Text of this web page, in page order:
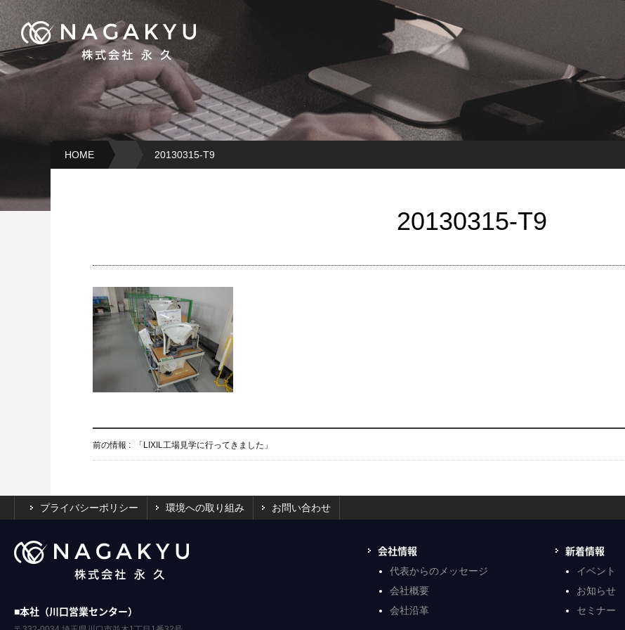
HOME 20130315-T9
20130315-T9
前の情報 : 「LIXIL工場見学に行ってきました」
プライバシーポリシー 環境への取り組み お問い合わせ
■本社（川口営業センター）
会社情報
代表からのメッセージ
会社概要
会社沿革
新着情報
イベント
お知らせ
セミナー